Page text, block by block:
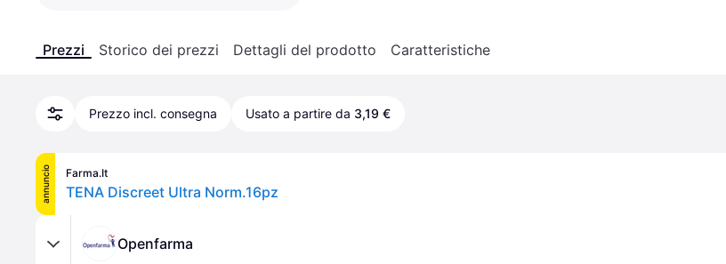
Prezzi Storico dei prezzi Dettagli del prodotto Caratteristiche
Prezzo incl. consegna Usato a partire da 3,19 €
annuncio Farma.It
TENA Discreet Ultra Norm.16pz
Openfarma